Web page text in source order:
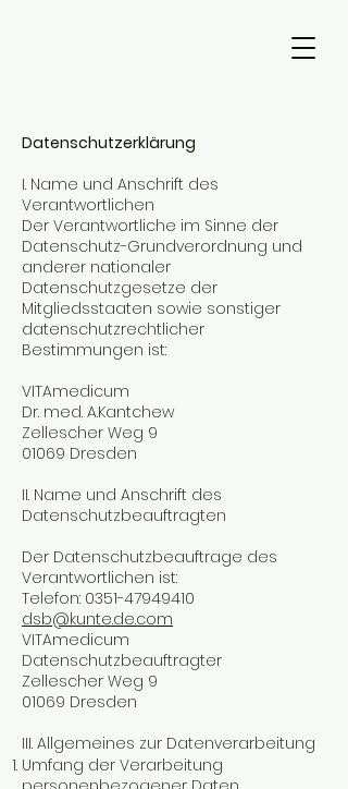
Datenschutzerklärung
I. Name und Anschrift des
Verantwortlichen
Der Verantwortliche im Sinne der
Datenschutz-Grundverordnung und
anderer nationaler
Datenschutzgesetze der
Mitgliedsstaaten sowie sonstiger
datenschutzrechtlicher
Bestimmungen ist:
VITAmedicum
Dr. med. A.Kantchew
Zellescher Weg 9
01069 Dresden
II. Name und Anschrift des
Datenschutzbeauftragten
Der Datenschutzbeauftrage des
Verantwortlichen ist:
Telefon: 0351-47949410
dsb@kunte.de.com
VITAmedicum
Datenschutzbeauftragter
Zellescher Weg 9
01069 Dresden
III. Allgemeines zur Datenverarbeitung
Umfang der Verarbeitung